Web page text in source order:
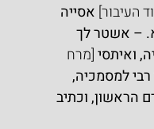
העיבור] אסייה
– אשטר לך
ואיתסי [מרח
למסמכיה,
הראשון, וכתיב